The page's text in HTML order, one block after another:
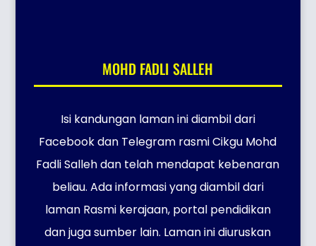
MOHD FADLI SALLEH
Isi kandungan laman ini diambil dari
Facebook dan Telegram rasmi Cikgu Mohd
Fadli Salleh dan telah mendapat kebenaran
beliau. Ada informasi yang diambil dari
laman Rasmi kerajaan, portal pendidikan
dan juga sumber lain. Laman ini diuruskan